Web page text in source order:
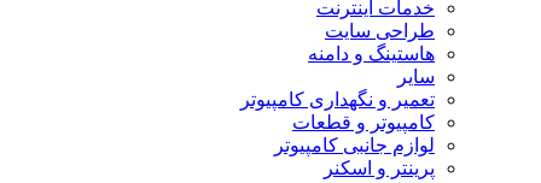
خدمات اینترنت
طراحی سایت
هاستینگ و دامنه
سایر
تعمیر و نگهداری کامپیوتر
کامپیوتر و قطعات
لوازم جانبی کامپیوتر
پرینتر و اسکنر